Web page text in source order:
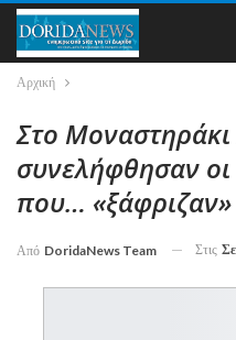
Αρχική
Στο
συνελήφθησαν
που… «ξάφριζαν»
Από DoridaNews Team Στις